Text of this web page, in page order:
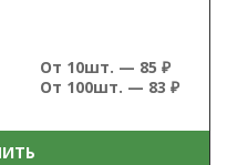
От 10шт. — 85 ₽
От 100шт. — 83 ₽